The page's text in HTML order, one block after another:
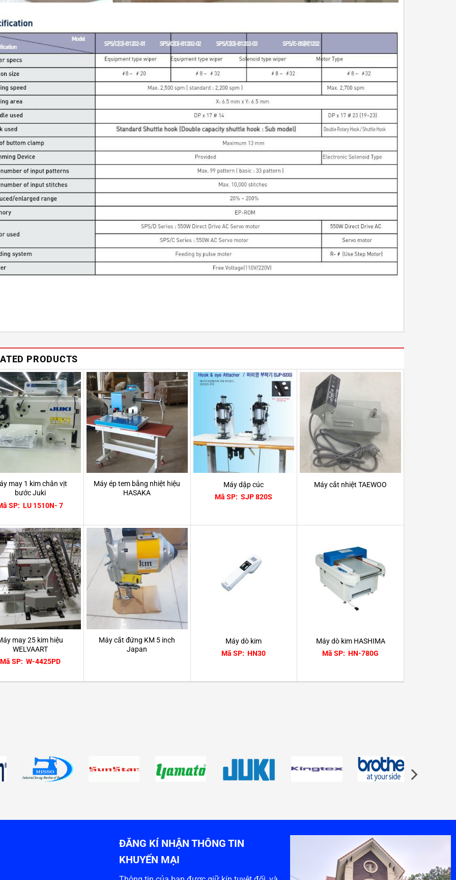
PRODUCTS
may 1 kim chân vịt
bước Juki
SP: LU 1510N- 7
Máy ép tem bằng nhiệt hiệu
HASAKA
Máy dập cúc
Mã SP: SJP 820S
Máy cắt nhiệt TAEWOO
may 25 kim hiệu
WELVAART
Mã SP: W-4425PD
Máy cắt đứng KM 5 inch
Japan
Máy dò kim
Mã SP: HN30
Máy dò kim HASHIMA
Mã SP: HN-780G
ĐĂNG KÍ NHẬN THÔNG TIN
KHUYẾN MẠI